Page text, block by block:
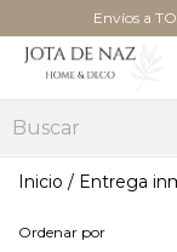
Envíos a
Inicio / Entrega
Ordenar por